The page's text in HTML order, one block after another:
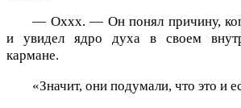
— Оххх. — Он понял причину,
и увидел ядро духа в своем
кармане.
«Значит, они подумали, что это и